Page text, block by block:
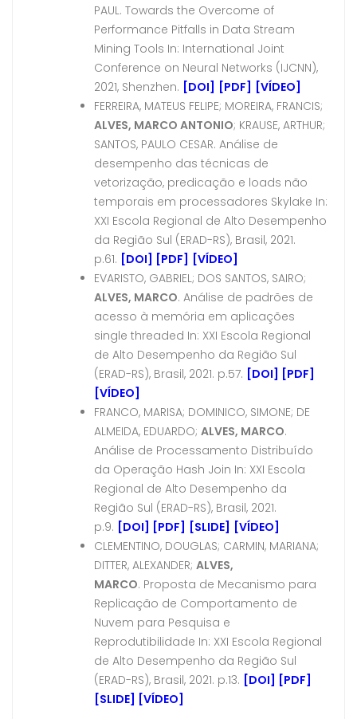
PAUL. Towards the Overcome of
Performance Pitfalls in Data Stream
Mining Tools In: International Joint
Conference on Neural Networks (IJCNN),
2021, Shenzhen. [DOI] [PDF] [VÍDEO]
FERREIRA, MATEUS FELIPE; MOREIRA, FRANCIS;
ALVES, MARCO ANTONIO; KRAUSE, ARTHUR;
SANTOS, PAULO CESAR. Análise de
desempenho das técnicas de
vetorização, predicação e loads não
temporais em processadores Skylake In:
XXI Escola Regional de Alto Desempenho
da Região Sul (ERAD-RS), Brasil, 2021.
p.61. [DOI] [PDF] [VÍDEO]
EVARISTO, GABRIEL; DOS SANTOS, SAIRO;
ALVES, MARCO. Análise de padrões de
acesso à memória em aplicações
single threaded In: XXI Escola Regional
de Alto Desempenho da Região Sul
(ERAD-RS), Brasil, 2021. p.57. [DOI] [PDF]
[VÍDEO]
FRANCO, MARISA; DOMINICO, SIMONE; DE
ALMEIDA, EDUARDO; ALVES, MARCO.
Análise de Processamento Distribuído
da Operação Hash Join In: XXI Escola
Regional de Alto Desempenho da
Região Sul (ERAD-RS), Brasil, 2021.
p.9. [DOI] [PDF] [SLIDE] [VÍDEO]
CLEMENTINO, DOUGLAS; CARMIN, MARIANA;
DITTER, ALEXANDER; ALVES,
MARCO. Proposta de Mecanismo para
Replicação de Comportamento de
Nuvem para Pesquisa e
Reprodutibilidade In: XXI Escola Regional
de Alto Desempenho da Região Sul
(ERAD-RS), Brasil, 2021. p.13. [DOI] [PDF]
[SLIDE] [VÍDEO]